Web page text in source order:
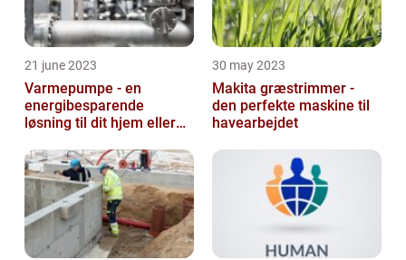
21 june 2023
Varmepumpe - en
energibesparende
løsning til dit hjem eller
30 may 2023
Makita græstrimmer -
den perfekte maskine til
havearbejdet